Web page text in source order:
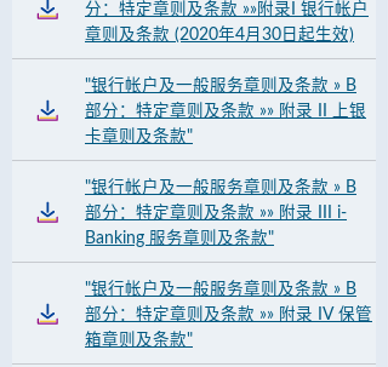
分：特定章则及条款 »»附录I 银行帐户
章则及条款 (2020年4月30日起生效)
"银行帐户及一般服务章则及条款 » B
部分：特定章则及条款 »» 附录 II 上银
卡章则及条款"
"银行帐户及一般服务章则及条款 » B
部分：特定章则及条款 »» 附录 III i-
Banking 服务章则及条款"
"银行帐户及一般服务章则及条款 » B
部分：特定章则及条款 »» 附录 IV 保管
箱章则及条款"